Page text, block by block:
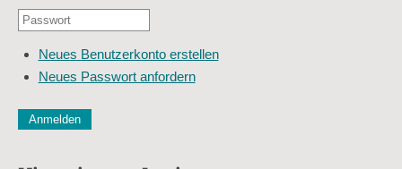
E-
Adresse
Passwort
Neues Benutzerkonto erstellen
Neues Passwort anfordern
Diese Sicherheitsfrage überprüft, ob Sie ein menschlicher